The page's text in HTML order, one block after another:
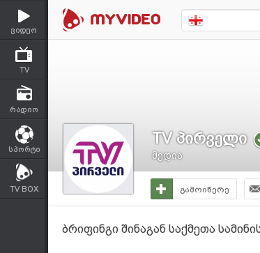
ვიდეო
TV
რადიო
სპორტი
TV BOX
TV პირველი
მედია
გამოიწერე
ბრიფინგი შინაგან საქმეთა